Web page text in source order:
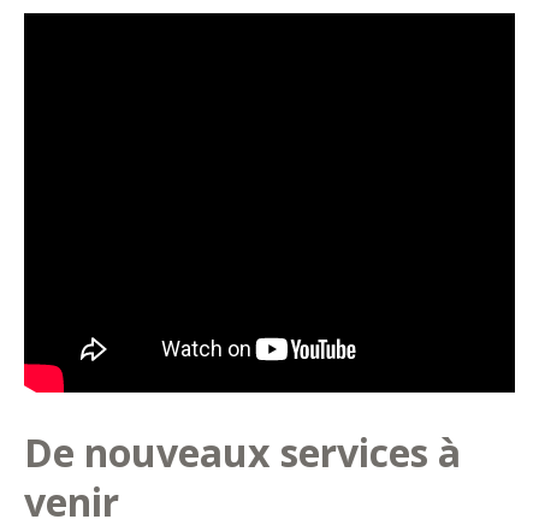
De nouveaux services à
venir